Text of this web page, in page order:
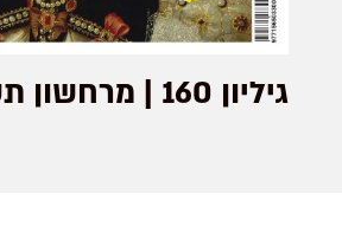
גיליון 160 | מרחשון תשפ״ד